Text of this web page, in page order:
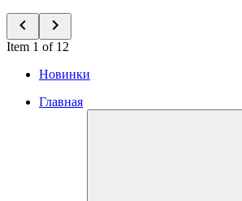
Item 1 of 12
Новинки
Главная